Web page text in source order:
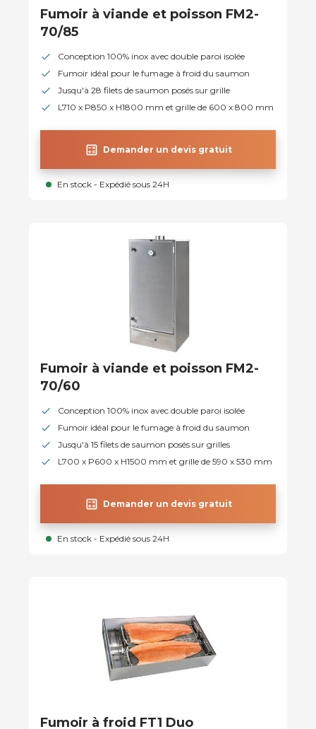
Fumoir à viande et poisson FM2-
70/85
Conception 100% inox avec double paroi isolée
Fumoir idéal pour le fumage à froid du saumon
Jusqu'à 28 filets de saumon posés sur grille
L710 x P850 x H1800 mm et grille de 600 x 800 mm
calculate Demander un devis gratuit
En stock - Expédié sous 24H
Fumoir à viande et poisson FM2-
70/60
Conception 100% inox avec double paroi isolée
Fumoir idéal pour le fumage à froid du saumon
Jusqu'à 15 filets de saumon posés sur grilles
L700 x P600 x H1500 mm et grille de 590 x 530 mm
calculate Demander un devis gratuit
En stock - Expédié sous 24H
Fumoir à froid FT1 Duo